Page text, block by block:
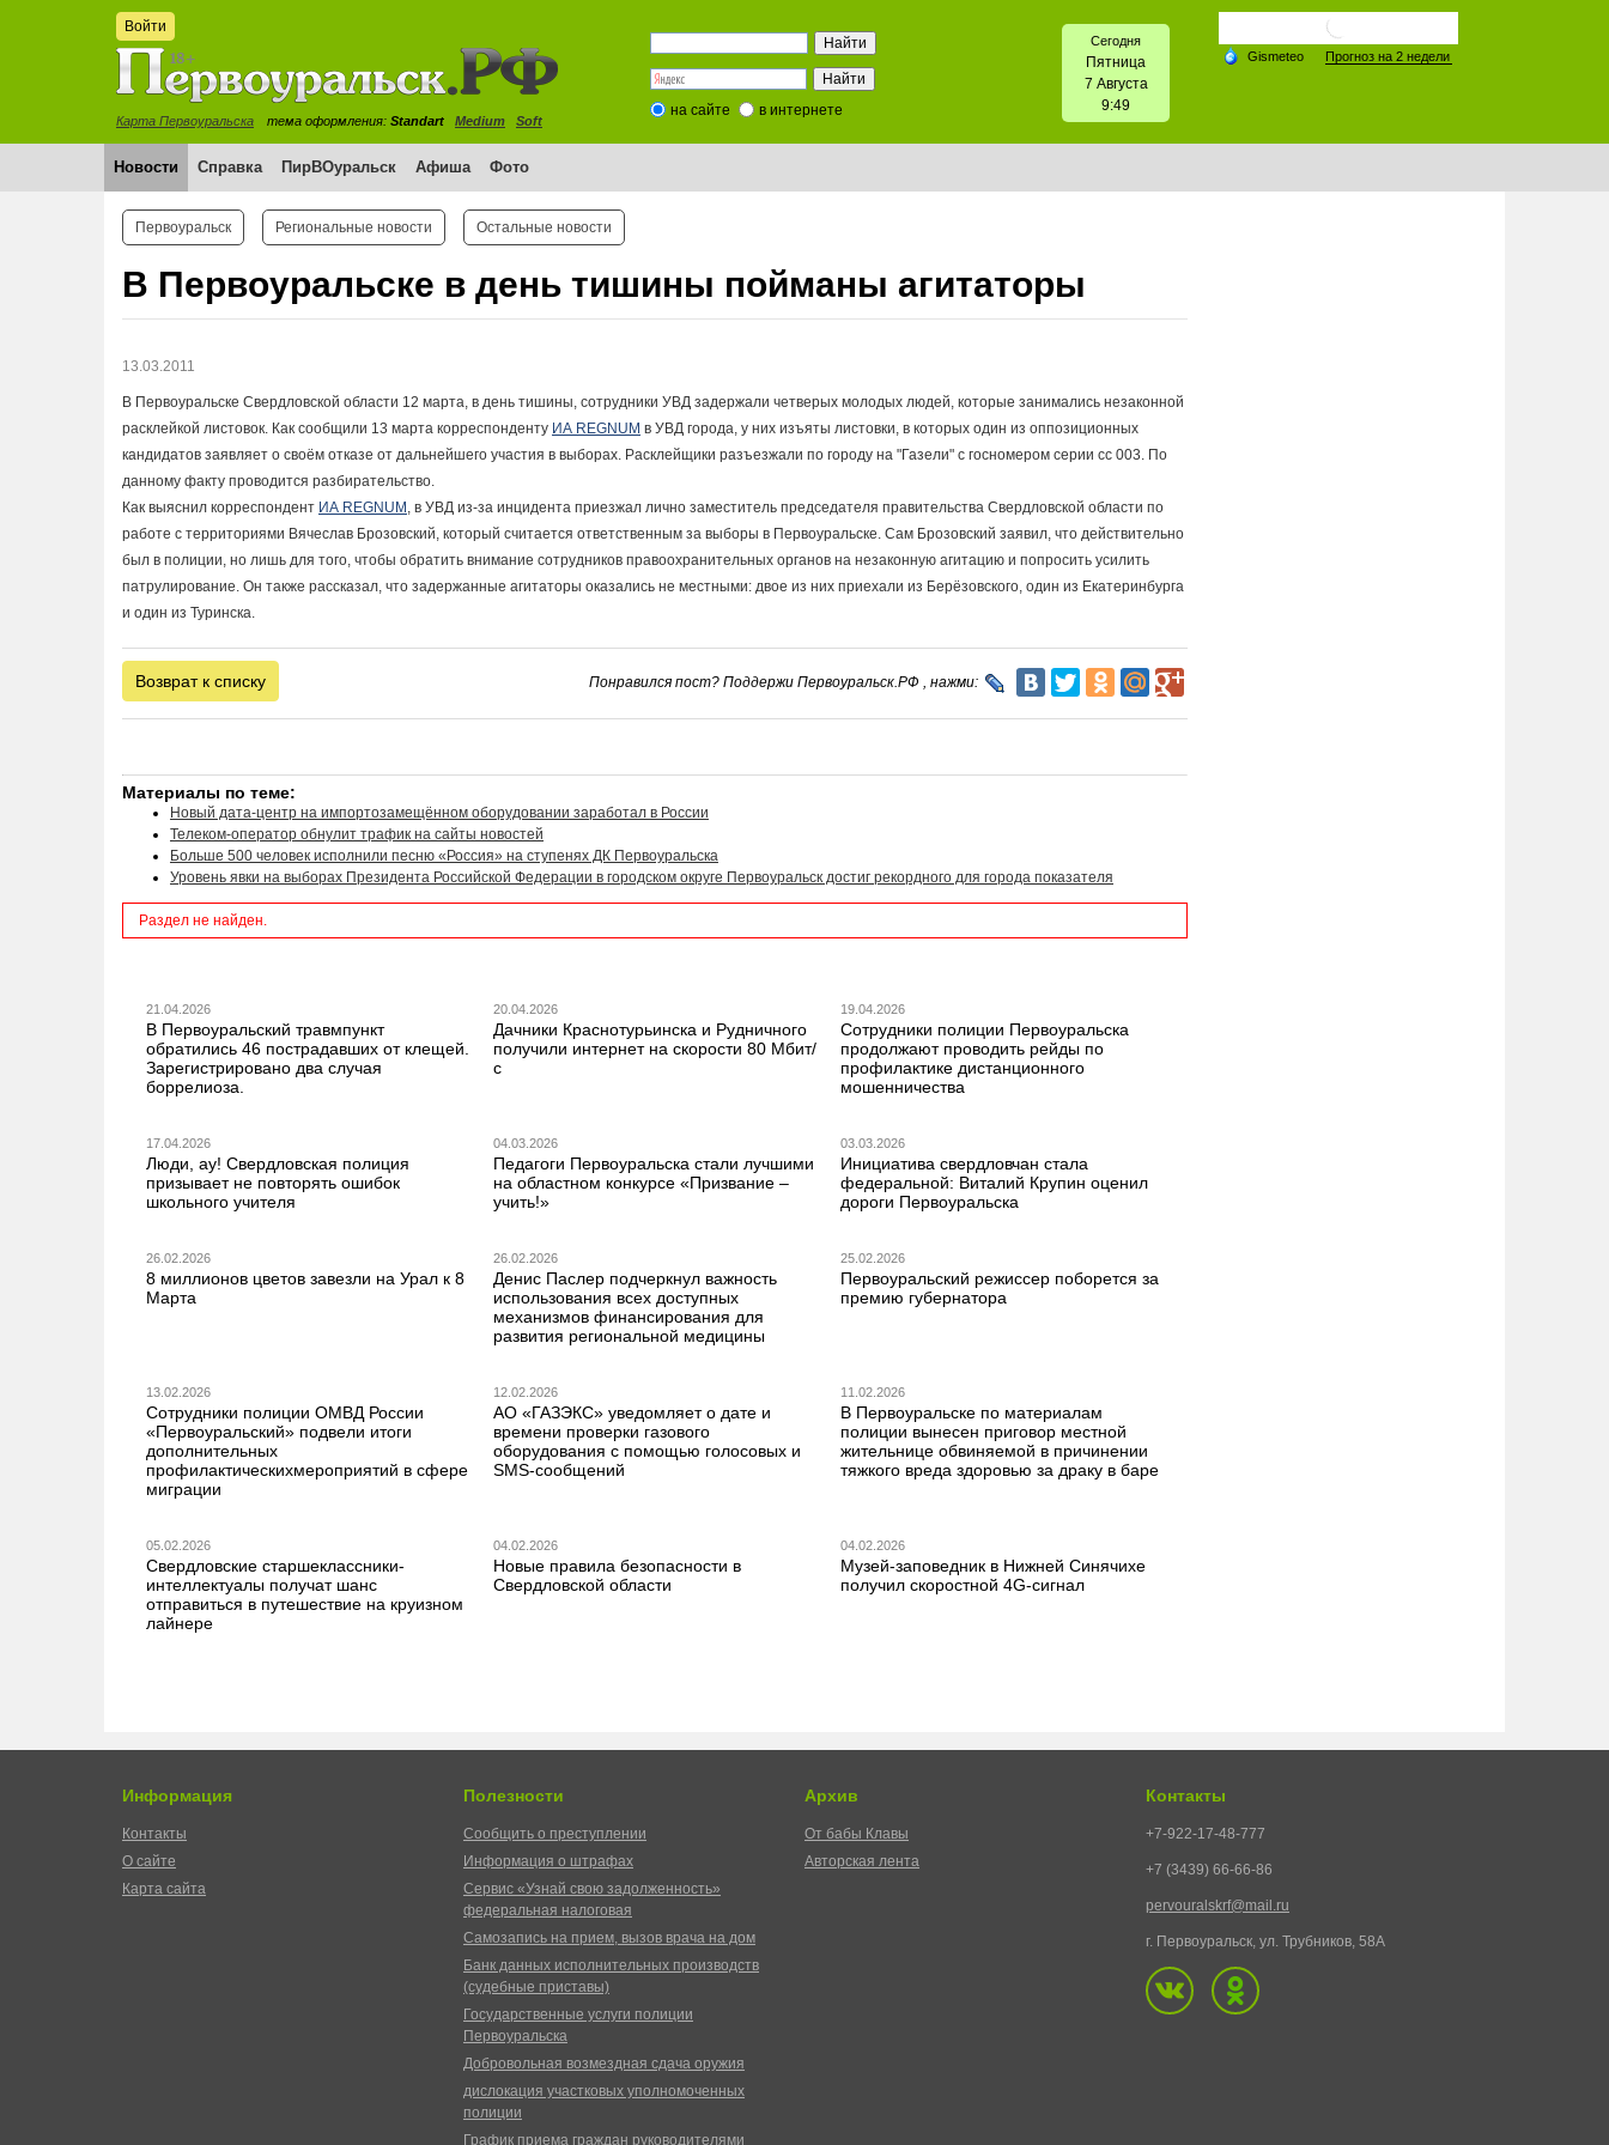
Войти
Карта Первоуральска тема оформления: Standart Medium Soft
на сайте в интернете
Сегодня
Пятница
7 Августа
9:49
Новости Справка ПирВОуральск Афиша Фото
Первоуральск Региональные новости Остальные новости
В Первоуральске в день тишины пойманы агитаторы
13.03.2011
В Первоуральске Свердловской области 12 марта, в день тишины, сотрудники УВД задержали четверых молодых людей, которые занимались незаконной
расклейкой листовок. Как сообщили 13 марта корреспонденту ИА REGNUM в УВД города, у них изъяты листовки, в которых один из оппозиционных
кандидатов заявляет о своём отказе от дальнейшего участия в выборах. Расклейщики разъезжали по городу на "Газели" с госномером серии сс 003. По
данному факту проводится разбирательство.
Как выяснил корреспондент ИА REGNUM , в УВД из-за инцидента приезжал лично заместитель председателя правительства Свердловской области по
работе с территориями Вячеслав Брозовский, который считается ответственным за выборы в Первоуральске. Сам Брозовский заявил, что действительно
был в полиции, но лишь для того, чтобы обратить внимание сотрудников правоохранительных органов на незаконную агитацию и попросить усилить
патрулирование. Он также рассказал, что задержанные агитаторы оказались не местными: двое из них приехали из Берёзовского, один из Екатеринбурга
и один из Туринска.
Возврат к списку Понравился пост? Поддержи Первоуральск.РФ , нажми:
Материалы по теме:
Новый дата-центр на импортозамещённом оборудовании заработал в России
Телеком-оператор обнулит трафик на сайты новостей
Больше 500 человек исполнили песню «Россия» на ступенях ДК Первоуральска
Уровень явки на выборах Президента Российской Федерации в городском округе Первоуральск достиг рекордного для города показателя
Раздел не найден.
21.04.2026
В Первоуральский травмпункт
обратились 46 пострадавших от клещей.
Зарегистрировано два случая
боррелиоза.
20.04.2026
Дачники Краснотурьинска и Рудничного
получили интернет на скорости 80 Мбит/
с
19.04.2026
Сотрудники полиции Первоуральска
продолжают проводить рейды по
профилактике дистанционного
мошенничества
17.04.2026
Люди, ау! Свердловская полиция
призывает не повторять ошибок
школьного учителя
04.03.2026
Педагоги Первоуральска стали лучшими
на областном конкурсе «Призвание –
учить!»
03.03.2026
Инициатива свердловчан стала
федеральной: Виталий Крупин оценил
дороги Первоуральска
26.02.2026
8 миллионов цветов завезли на Урал к 8
Марта
26.02.2026
Денис Паслер подчеркнул важность
использования всех доступных
механизмов финансирования для
развития региональной медицины
25.02.2026
Первоуральский режиссер поборется за
премию губернатора
13.02.2026
Сотрудники полиции ОМВД России
«Первоуральский» подвели итоги
дополнительных
профилактическихмероприятий в сфере
миграции
12.02.2026
АО «ГАЗЭКС» уведомляет о дате и
времени проверки газового
оборудования с помощью голосовых и
SMS-сообщений
11.02.2026
В Первоуральске по материалам
полиции вынесен приговор местной
жительнице обвиняемой в причинении
тяжкого вреда здоровью за драку в баре
05.02.2026
Свердловские старшеклассники-
интеллектуалы получат шанс
отправиться в путешествие на круизном
лайнере
04.02.2026
Новые правила безопасности в
Свердловской области
04.02.2026
Музей-заповедник в Нижней Синячихе
получил скоростной 4G-сигнал
Информация
Контакты
О сайте
Карта сайта
Полезности
Сообщить о преступлении
Информация о штрафах
Сервис «Узнай свою задолженность»
федеральная налоговая
Самозапись на прием, вызов врача на дом
Банк данных исполнительных производств
(судебные приставы)
Государственные услуги полиции
Первоуральска
Добровольная возмездная сдача оружия
дислокация участковых уполномоченных
полиции
График приема граждан руководителями
Архив
От бабы Клавы
Авторская лента
Контакты
+7-922-17-48-777
+7 (3439) 66-66-86
pervouralskrf@mail.ru
г. Первоуральск, ул. Трубников, 58А